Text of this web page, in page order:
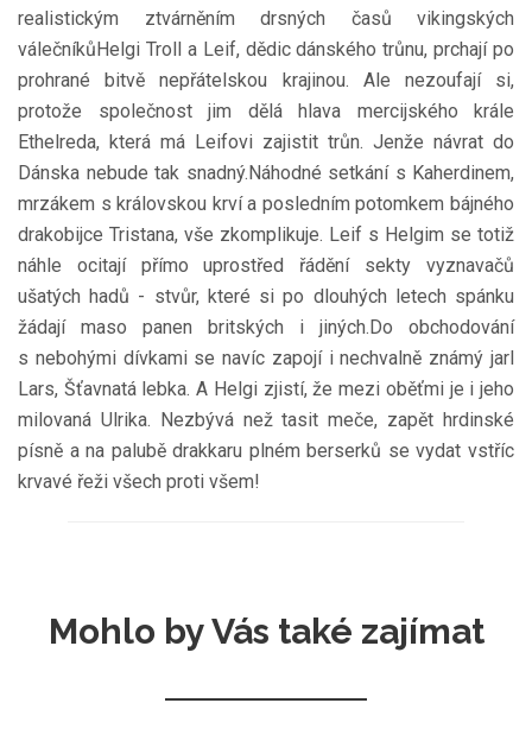
realistickým ztvárněním drsných časů vikingských
válečníkůHelgi Troll a Leif, dědic dánského trůnu, prchají po
prohrané bitvě nepřátelskou krajinou. Ale nezoufají si,
protože společnost jim dělá hlava mercijského krále
Ethelreda, která má Leifovi zajistit trůn. Jenže návrat do
Dánska nebude tak snadný.Náhodné setkání s Kaherdinem,
mrzákem s královskou krví a posledním potomkem bájného
drakobijce Tristana, vše zkomplikuje. Leif s Helgim se totiž
náhle ocitají přímo uprostřed řádění sekty vyznavačů
ušatých hadů - stvůr, které si po dlouhých letech spánku
žádají maso panen britských i jiných.Do obchodování
s nebohými dívkami se navíc zapojí i nechvalně známý jarl
Lars, Šťavnatá lebka. A Helgi zjistí, že mezi oběťmi je i jeho
milovaná Ulrika. Nezbývá než tasit meče, zapět hrdinské
písně a na palubě drakkaru plném berserků se vydat vstříc
krvavé řeži všech proti všem!
Mohlo by Vás také zajímat